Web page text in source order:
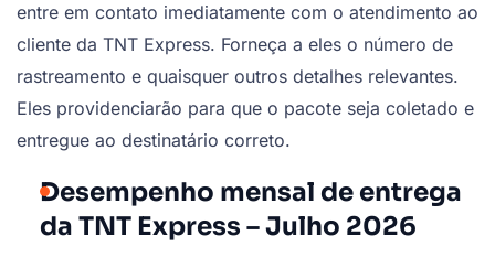
entre em contato imediatamente com o atendimento ao
cliente da TNT Express. Forneça a eles o número de
rastreamento e quaisquer outros detalhes relevantes.
Eles providenciarão para que o pacote seja coletado e
entregue ao destinatário correto.
Desempenho mensal de entrega
da TNT Express – Julho 2026